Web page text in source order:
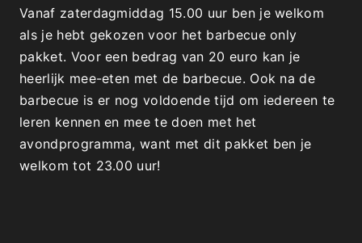
Vanaf zaterdagmiddag 15.00 uur ben je welkom
als je hebt gekozen voor het barbecue only
pakket. Voor een bedrag van 20 euro kan je
heerlijk mee-eten met de barbecue. Ook na de
barbecue is er nog voldoende tijd om iedereen te
leren kennen en mee te doen met het
avondprogramma, want met dit pakket ben je
welkom tot 23.00 uur!